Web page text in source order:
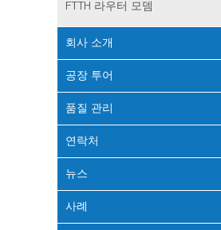
FTTH 라우터 모뎀
회사 소개
공장 투어
품질 관리
연락처
뉴스
사례